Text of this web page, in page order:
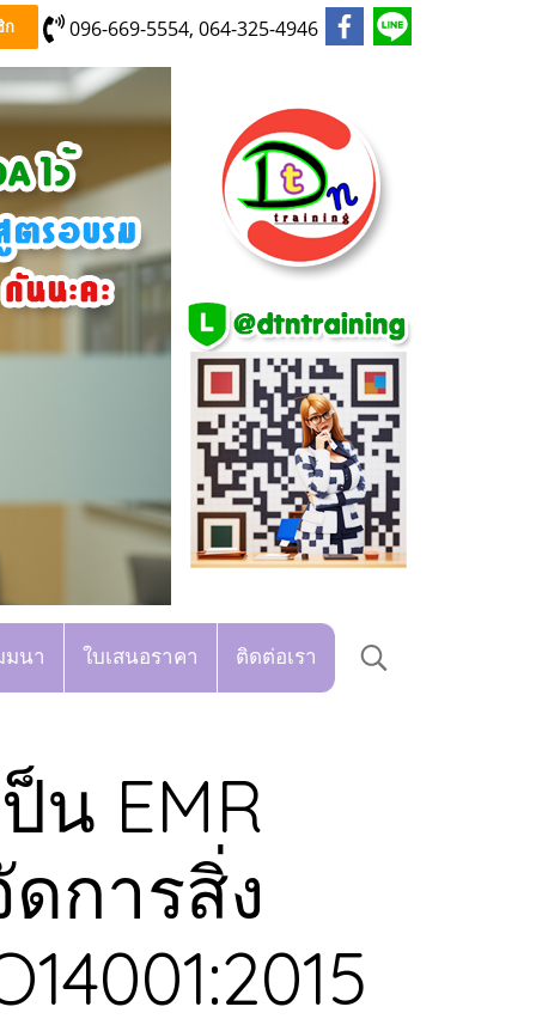
ก 096-669-5554, 064-325-4946
มนา ใบเสนอราคา ติดต่อเรา
น EMR
การสิ่ง